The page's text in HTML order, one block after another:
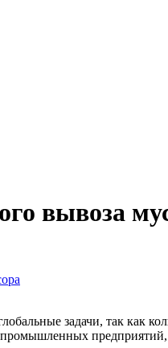
вывоза
задачи, так как
предприятий,